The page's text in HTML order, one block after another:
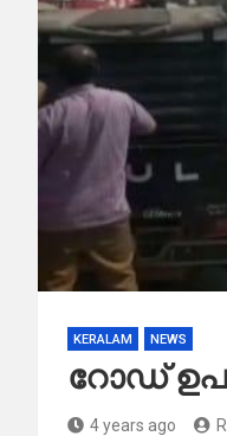
KERALAM NEWS
റോഡ്
4 years ago